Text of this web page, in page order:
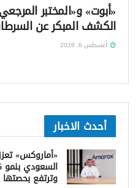
«أبوت» و«المختبر
الكشف المبكر عن
أغسطس 6, 2026
أحدث الاخبار
«أماروكس»
وترتفع بحصتها